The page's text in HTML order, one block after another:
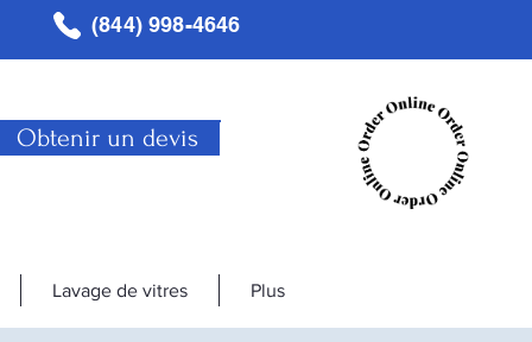
(844) 998-4646
Obtenir un devis
Lavage de vitres Plus